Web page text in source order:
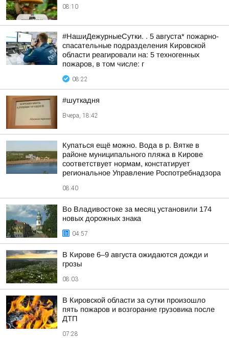
08:10
#НашиДежурныеСутки. . 5 августа* пожарно-
спасательные подразделения Кировской
области реагировали на: 5 техногенных
пожаров, в том числе: г
08:22
#шуткадня
Вчера, 18:42
Купаться ещё можно. Вода в р. Вятке в
районе муниципального пляжа в Кирове
соответствует нормам, констатирует
региональное Управление Роспотребнадзора
08:40
Во Владивостоке за месяц установили 174
новых дорожных знака
04:57
В Кирове 6–9 августа ожидаются дожди и
грозы
08:03
В Кировской области за сутки произошло
пять пожаров и возгорание грузовика после
ДТП
07:28